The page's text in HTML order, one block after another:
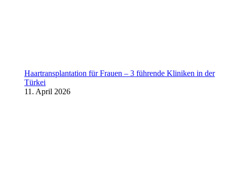
Haartransplantation für Frauen – 3 führende Kliniken in der
Türkei
11. April 2026